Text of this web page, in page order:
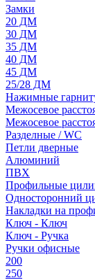
Замки
20 ДМ
30 ДМ
35 ДМ
40 ДМ
45 ДМ
25/28 ДМ
Нажимные
Межосевое
Межосевое
Разделные / WC
Петли дверные
Алюминий
ПВХ
Профильные
Односторонний
Накладки на
Ключ - Ключ
Ключ - Ручка
Ручки офисные
200
250